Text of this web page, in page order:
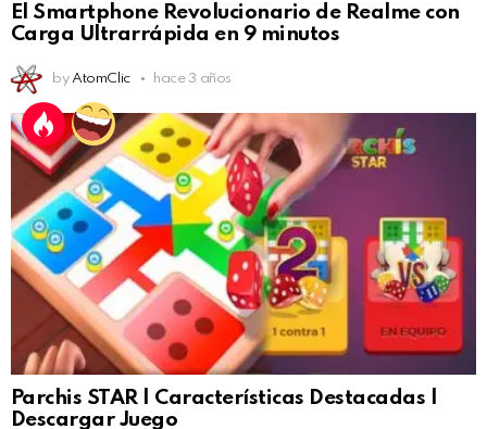
El Smartphone Revolucionario de Realme con
Carga Ultrarrápida en 9 minutos
by AtomClic hace 3 años
Parchis STAR | Características Destacadas |
Descargar Juego